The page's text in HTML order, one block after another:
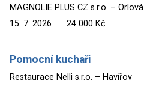
MAGNOLIE PLUS CZ s.r.o. – Orlová
15. 7. 2026
· 24 000 Kč
Pomocní kuchaři
Restaurace Nelli s.r.o. – Havířov